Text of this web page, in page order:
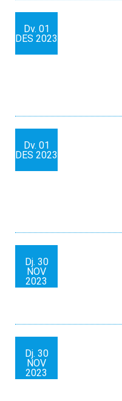
Dv. 01
DES 2023
Dv. 01
DES 2023
Dj. 30
NOV
2023
Dj. 30
NOV
2023